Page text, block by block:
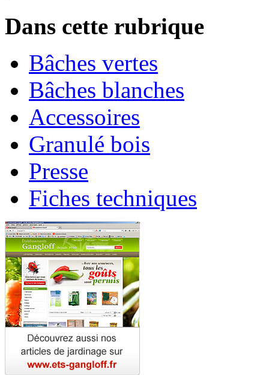
Dans cette rubrique
Bâches vertes
Bâches blanches
Accessoires
Granulé bois
Presse
Fiches techniques